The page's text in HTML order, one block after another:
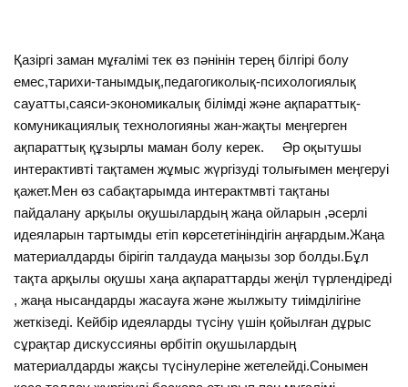
Қазіргі заман мұғалімі тек өз пәнінін терең білгірі болу
емес,тарихи-танымдық,педагогиколық-психологиялық
сауатты,саяси-экономикалық білімді және ақпараттық-
комуникациялық технологияны жан-жақты меңгерген
ақпараттық құзырлы маман болу керек. Әр оқытушы
интерактивті тақтамен жұмыс жүргізуді толығымен меңгеруі
қажет.Мен өз сабақтарымда интерактмвті тақтаны
пайдалану арқылы оқушылардың жаңа ойларын ,әсерлі
идеяларын тартымды етіп көрсететініндігін аңғардым.Жаңа
материалдарды бірігіп талдауда маңызы зор болды.Бұл
тақта арқылы оқушы хаңа ақпараттарды жеңіл түрлендіреді
, жаңа нысандарды жасауға және жылжыту тиімділігіне
жеткізеді. Кейбір идеяларды түсіну үшін қойылған дұрыс
сұрақтар дискуссияны өрбітіп оқушылардың
материалдарды жақсы түсінулеріне жетелейді.Сонымен